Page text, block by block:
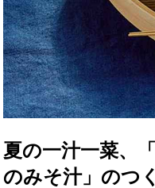
夏の一汁一菜、
のみそ汁」のつ